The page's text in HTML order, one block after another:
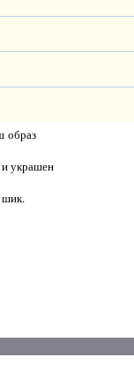
образ
и украшен
шик.